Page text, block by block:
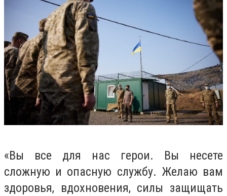
«Вы все для нас герои. Вы несете
сложную и опасную службу. Желаю вам
здоровья, вдохновения, силы защищать